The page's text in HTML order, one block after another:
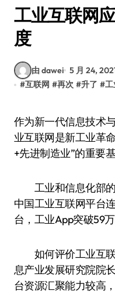
工业互联网
度
由 dawei 5 月 24,
#互联网 #再次 #升了 #
作为新一代信息技术与制造业深度融合的产物，工
业互联网是新工业革
+先进制造业”的重要基
工业和信息化部的
中国工业互联网平台
台，工业App突破59万
如何评价工业互联
息产业发展研究院院
台资源汇聚能力较高